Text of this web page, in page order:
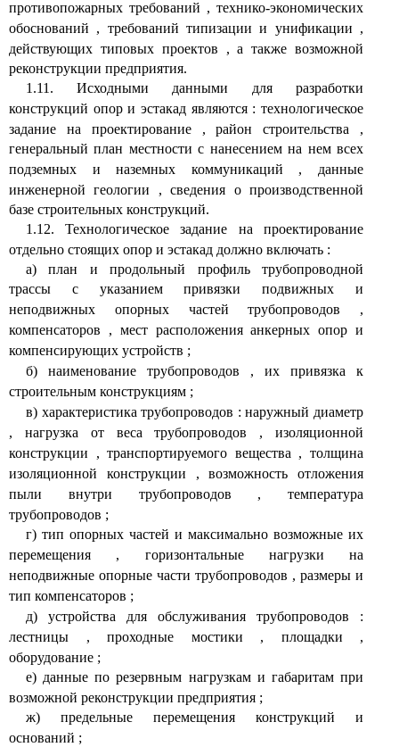
противопожарных требований , технико-экономических
обоснований , требований типизации и унификации ,
действующих типовых проектов
, а также возможной
реконструкции предприятия.
1.11. Исходными данными для разработки
конструкций опор и эстакад являются : технологическое
задание на проектирование
, район строительства
,
генеральный план местности с нанесением на нем всех
подземных и наземных коммуникаций
,
данные
инженерной геологии
,
сведения о производственной
базе строительных конструкций.
1.12. Технологическое задание на проектирование
отдельно стоящих опор и эстакад должно включать :
а) план и продольный профиль трубопроводной
трассы с указанием привязки подвижных и
неподвижных опорных частей трубопроводов
,
компенсаторов
, мест расположения анкерных опор и
компенсирующих устройств ;
б) наименование трубопроводов
,
их привязка к
строительным конструкциям ;
в) характеристика трубопроводов : наружный диаметр
,
нагрузка от веса трубопроводов ,
изоляционной
конструкции
, транспортируемого вещества , толщина
изоляционной конструкции
,
возможность отложения
пыли внутри трубопроводов
,
температура
трубопроводов ;
г) тип опорных частей и максимально возможные их
перемещения
,
горизонтальные нагрузки на
неподвижные опорные части трубопроводов , размеры и
тип компенсаторов ;
д) устройства для обслуживания трубопроводов
:
лестницы
, проходные мостики , площадки
,
оборудование ;
е) данные по резервным нагрузкам и габаритам при
возможной реконструкции предприятия ;
ж) предельные перемещения конструкций и
оснований ;